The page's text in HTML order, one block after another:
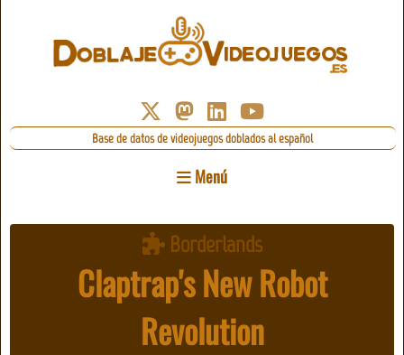
Base de datos de videojuegos doblados al español
Menú
Borderlands
Claptrap's New Robot
Revolution